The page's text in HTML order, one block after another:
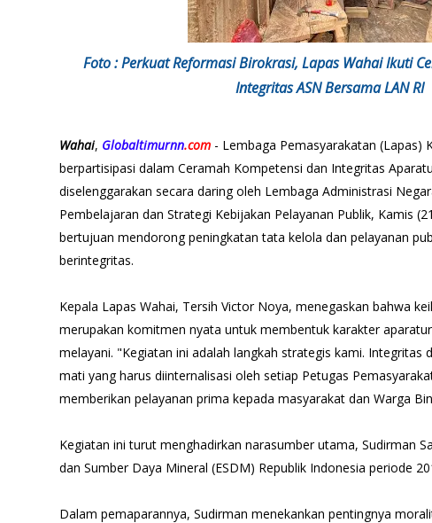
Foto : Perkuat Reformasi Birokrasi, Lapas Wahai Ikuti
Integritas ASN Bersama LAN RI
Wahai, Globaltimurnn.com - Lembaga Pemasyarakatan (Lapas)
berpartisipasi dalam Ceramah Kompetensi dan Integritas
diselenggarakan secara daring oleh Lembaga Administrasi
Pembelajaran dan Strategi Kebijakan Pelayanan Publik, Kamis
bertujuan mendorong peningkatan tata kelola dan pelayanan
berintegritas.
Kepala Lapas Wahai, Tersih Victor Noya, menegaskan bahwa
merupakan komitmen nyata untuk membentuk karakter
melayani. "Kegiatan ini adalah langkah strategis kami. Integritas
mati yang harus diinternalisasi oleh setiap Petugas
memberikan pelayanan prima kepada masyarakat dan Warga
Kegiatan ini turut menghadirkan narasumber utama, Sudirman
dan Sumber Daya Mineral (ESDM) Republik Indonesia periode
Dalam pemaparannya, Sudirman menekankan pentingnya